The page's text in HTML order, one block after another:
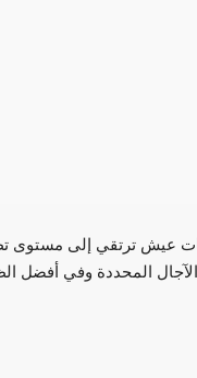
عيش ترتقي إلى مستوى